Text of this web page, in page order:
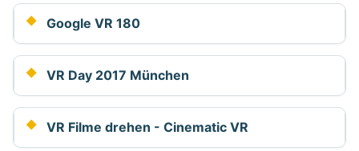
Google VR 180
VR Day 2017 München
VR Filme drehen - Cinematic VR